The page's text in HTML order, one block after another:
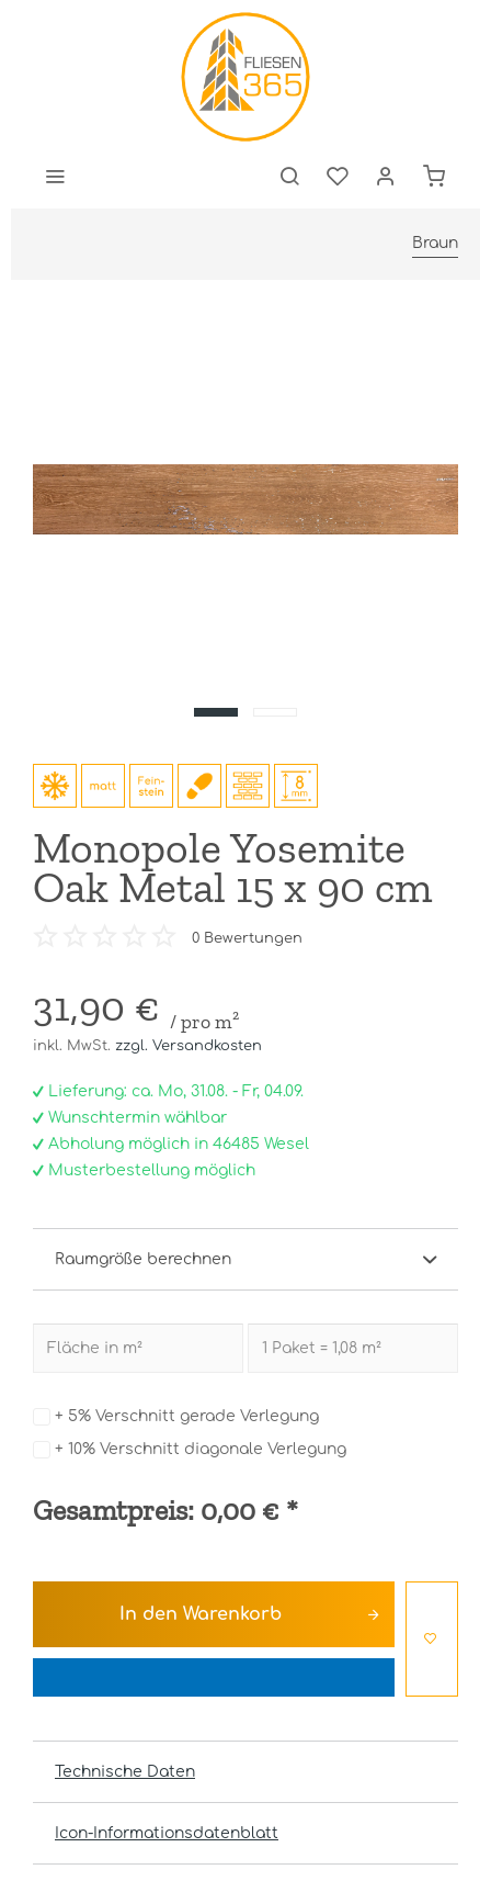
Braun
Monopole Yosemite
Oak Metal 15 x 90 cm
0 Bewertungen
31,90 € / pro m²
inkl. MwSt. zzgl. Versandkosten
Lieferung: ca. Mo, 31.08. - Fr, 04.09.
Wunschtermin wählbar
Abholung möglich in 46485 Wesel
Musterbestellung möglich
Raumgröße berechnen
+ 5% Verschnitt gerade Verlegung
+ 10% Verschnitt diagonale Verlegung
Gesamtpreis: 0,00 € *
In den Warenkorb
Technische Daten
Icon-Informationsdatenblatt